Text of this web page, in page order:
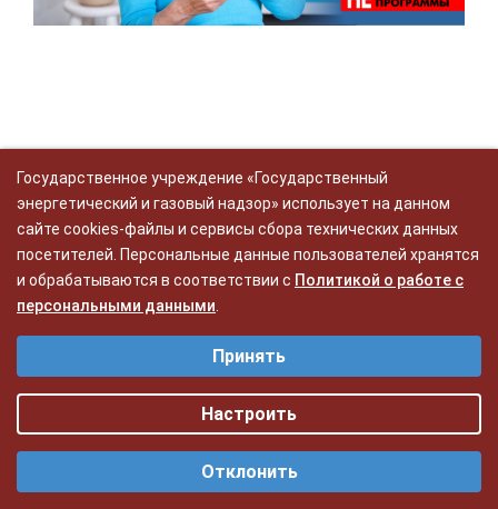
Государственное учреждение
«Государственный энергетический и газовый
надзор»
Адрес: Республика Беларусь, г. Минск,
220123, ул. Старовиленская 100А
Государственное учреждение «Государственный
энергетический и газовый надзор» использует на данном
сайте cookies-файлы и сервисы сбора технических данных
посетителей. Персональные данные пользователей хранятся
и обрабатываются в соответствии с Политикой о работе с
персональными данными
Функциональные - функциональные файлы cookie делают сайт
работу функционала Сайта и достоверность предлагаемых услуг.
историю посещений для улучшения работы сайта. Они помогают
Принять
Настроить
Отклонить